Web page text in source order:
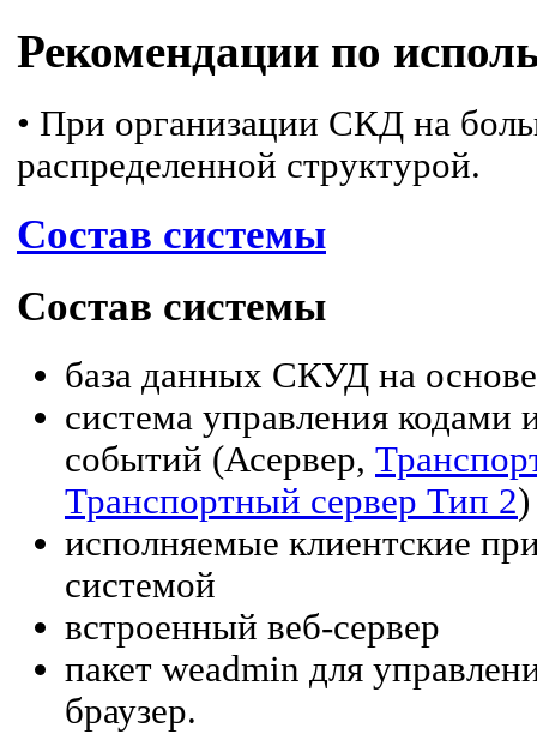
Рекомендации по
• При организации СКД на
распределенной структурой.
Состав системы
Состав системы
база данных СКУД на
система управления кодами
событий (Асервер,
Транспортный сервер Тип 2)
исполняемые клиентские
системой
встроенный веб-сервер
пакет weadmin для
браузер.